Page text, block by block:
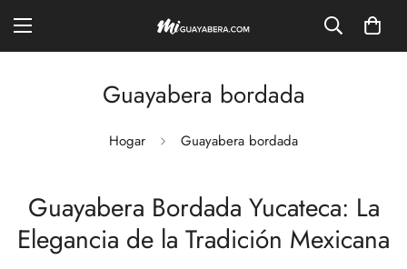
Guayabera bordada
Hogar Guayabera bordada
Guayabera Bordada Yucateca: La
Elegancia de la Tradición Mexicana